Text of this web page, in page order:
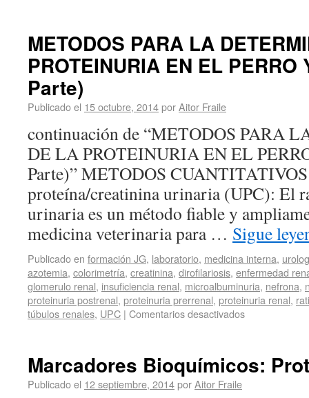
METODOS PARA LA
PROTEINURIA EN EL PERRO
Parte)
Publicado el 15 octubre, 2014porAitor Fraile
continuación de “METODOS PARA
DE LA PROTEINURIA EN EL
Parte)” METODOS
proteína/creatinina urinaria (UPC): El
urinaria es un método fiable y
medicina veterinaria para … Sigue
Publicado en formación JG, laboratorio, medicina interna,
azotemia, colorimetría, creatinina, dirofilariosis, enfermedad
glomerulo renal, insuficiencia renal, microalbuminuria, nefrona,
proteinuria postrenal, proteinuria prerrenal, proteinuria renal,
túbulos renales, UPC | Comentarios desactivados
Marcadores Bioquímicos:
Publicado el 12 septiembre, 2014porAitor Fraile